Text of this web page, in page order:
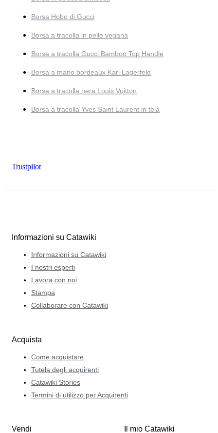
Borsa Hobo di Gucci
Borsa a tracolla in pelle vegana
Borsa a tracolla Gucci Bamboo Top Handle
Borsa a mano bordeaux Karl Lagerfeld
Borsa a tracolla nera Louis Vuitton
Borsa a tracolla Yves Saint Laurent in tela
Trustpilot
Informazioni su Catawiki
Informazioni su Catawiki
I nostri esperti
Lavora con noi
Stampa
Collaborare con Catawiki
Acquista
Come acquistare
Tutela degli acquirenti
Catawiki Stories
Termini di utilizzo per Acquirenti
Vendi Il mio Catawiki